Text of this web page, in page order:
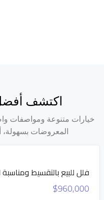
اكتشف
خيارات متنوعة ومواصفات
المعروضات بسهولة،
المخفض
$960,000